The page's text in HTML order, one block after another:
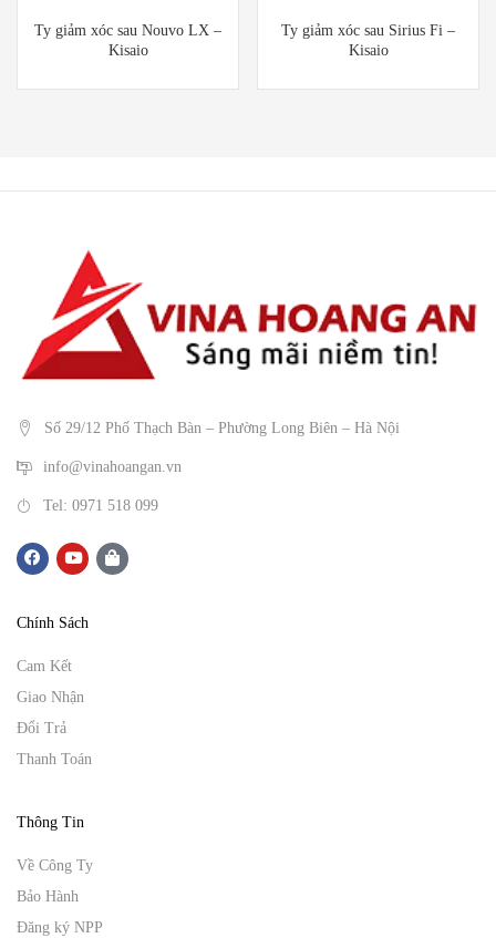
Ty giảm xóc sau Nouvo LX –
Kisaio
Ty giảm xóc sau Sirius Fi –
Kisaio
Số 29/12 Phố Thạch Bàn – Phường Long Biên – Hà Nội
info@vinahoangan.vn
Tel: 0971 518 099
Chính Sách
Cam Kết
Giao Nhận
Đổi Trả
Thanh Toán
Thông Tin
Về Công Ty
Bảo Hành
Đăng ký NPP